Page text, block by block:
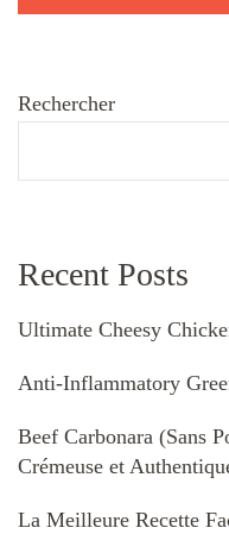
Rechercher
Recent Posts
Ultimate Cheesy
Anti-Inflammatory
Beef Carbonara (Sans
Crémeuse et
La Meilleure Recette